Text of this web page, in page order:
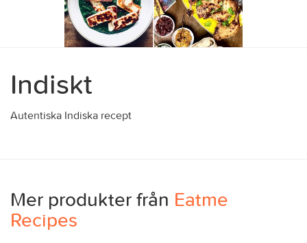
Indiskt
Autentiska Indiska recept
Mer produkter från Eatme
Recipes